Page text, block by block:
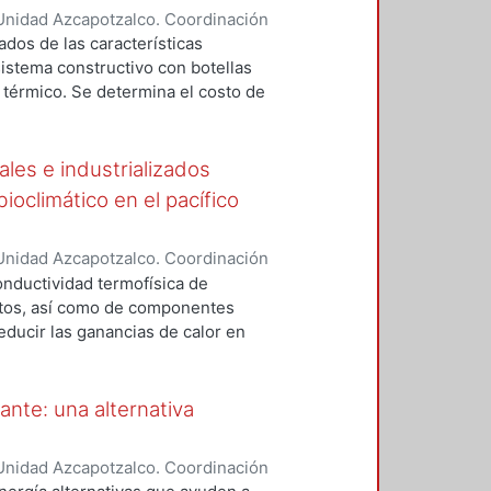
Azcapotzalco. Coordinación
Héctor
de las características
constructivo con botellas
Se determina el costo de
VINTEX empleados en la ciudad
e industrializados
en el pacífico
Azcapotzalco. Coordinación
RAFAEL
termofísica de
así como de componentes
las ganancias de calor en
en muestras pequeñas
guarda) para compararlos
parte de componentes
de materiales, para comparar
de una losa de concreto
una alternativa
Azcapotzalco. Coordinación